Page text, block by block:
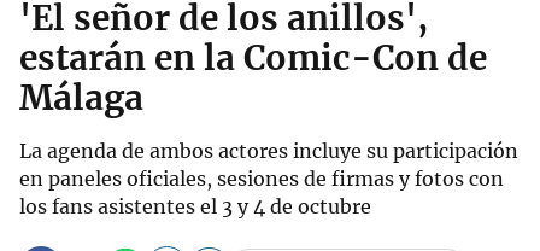
'El señor de los anillos',
estarán en la Comic-Con de
Málaga
La agenda de ambos actores incluye su participación
en paneles oficiales, sesiones de firmas y fotos con
los fans asistentes el 3 y 4 de octubre